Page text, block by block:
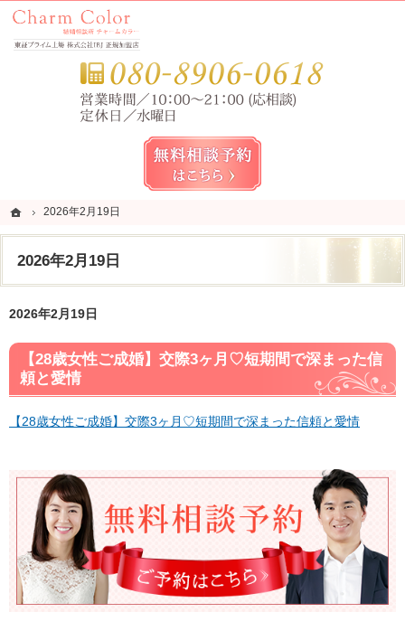
ホーム
2026年2月19日
2026年2月19日
錦糸町・亀戸・平井の結婚相談所なら当相談所へ。
錦糸町・亀戸・平井の結婚相談所なら短期成婚を目指すCharm Color (チャームカラー)
2026年2月19日
【28歳女性ご成婚】交際3ヶ月♡短期間で深まった信
頼と愛情
【28歳女性ご成婚】交際3ヶ月♡短期間で深まった信頼と愛情
ホーム
2026年2月19日